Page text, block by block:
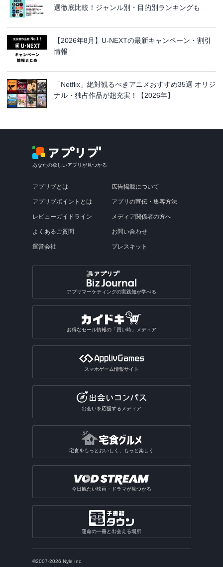
選徹底比較！ジャンル別・目的別ランキングも
【2026年8月】U-NEXTの最新キャンペーン・割引
情報
「Netflix」絶対観るべきアニメおすすめ35選 オリジ
ナル・独占作品が超充実！【2026年】
あなたの欲しいアプリが見つかる
アプリブとは
アプリブポイントとは
レビューガイドライン
よくあるご質問
運営会社
広告掲載について
アプリの宣伝・集客方法
メディア関係者の方へ
お問い合わせ
プレスキット
アプリマーケティングの実践知が学べる
お得なセール情報の「買い時」メディア
スマホゲーム情報サイト
出会いを応援するメディア
宅食をもっとおいしく、もっと楽しく
今日観たい映画・ドラマが見つかる
運命の一冊と出会える場所
©2007-2026 Nyle Inc.